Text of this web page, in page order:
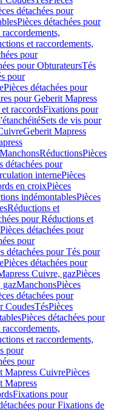
détachées pour
Pièces détachées pour
et raccordements,
pour
pour ObturateursTés
pour
Pièces détachées pour
pour Geberit Mapress
raccordsFixations pour
Sets de vis pour
Geberit Mapress
RéductionsPièces
détachées pour
internePièces
en croixPièces
indémontablesPièces
Réductions et
pour Réductions et
Pièces détachées pour
pour
détachées pour Tés pour
Pièces détachées pour
Cuivre, gazPièces
gazManchonsPièces
détachées pour
CoudesTésPièces
Pièces détachées pour
et raccordements,
pour
pour
Mapress CuivrePièces
Mapress
Fixations pour
pour Fixations de